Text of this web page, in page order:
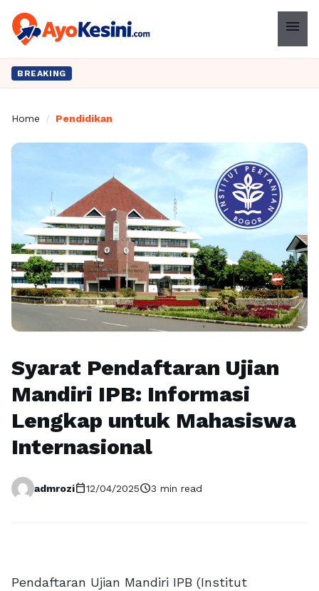
menu
BREAKING
Home / Pendidikan
Syarat Pendaftaran Ujian
Mandiri IPB: Informasi
Lengkap untuk Mahasiswa
Internasional
admrozicalendar_today12/04/2025schedule3 min read
Pendaftaran Ujian Mandiri IPB (Institut